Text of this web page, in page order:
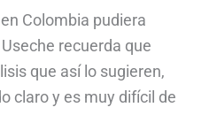
Colombia pudiera
recuerda que
que así lo sugieren,
claro y es muy difícil de